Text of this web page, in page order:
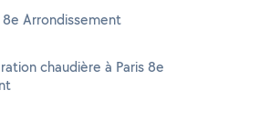
8e Arrondissement
chaudière à Paris 8e